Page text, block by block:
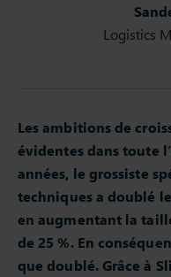
Logistics
Les ambitions de
évidentes dans toute
années, le grossiste
techniques a doublé
en augmentant la
de 25 %. En
que doublé. Grâce à